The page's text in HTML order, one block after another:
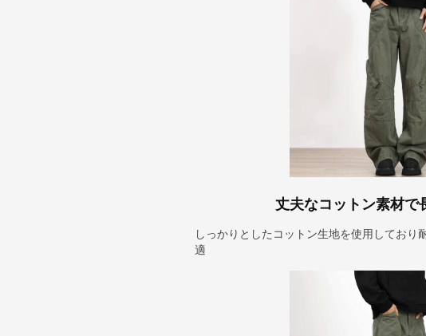
丈夫なコットン素材で
しっかりとしたコットン生地を使用しており
適